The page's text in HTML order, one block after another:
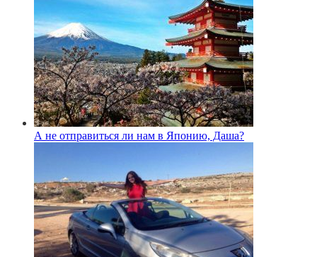
А не отправиться ли нам в Японию, Даша?